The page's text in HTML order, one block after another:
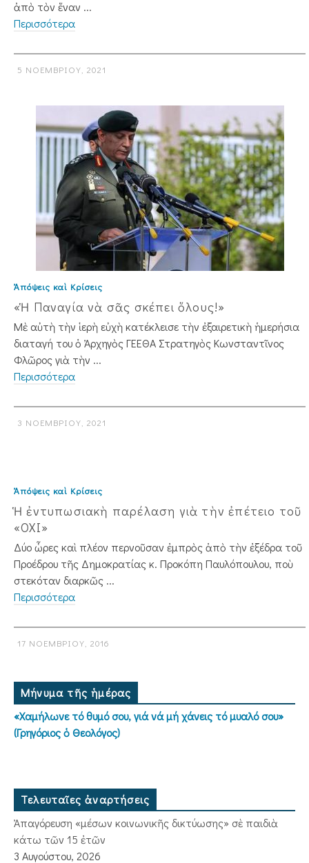
ἀπὸ τὸν ἕναν ...
Περισσότερα
5 ΝΟΕΜΒΡΊΟΥ, 2021
Ἀπόψεις καὶ Κρίσεις
«Ἡ Παναγία νὰ σᾶς σκέπει ὅλους!»
Μὲ αὐτὴ τὴν ἱερὴ εὐχὴ κατέκλεισε τὴν ἐξαιρετικὴ ἡμερήσια
διαταγή του ὁ Ἀρχηγὸς ΓΕΕΘΑ Στρατηγὸς Κωνσταν­τῖνος
Φλῶρος γιὰ τὴν ...
Περισσότερα
3 ΝΟΕΜΒΡΊΟΥ, 2021
Ἀπόψεις καὶ Κρίσεις
Ἡ ἐντυπωσιακὴ παρέλαση γιὰ τὴν ἐπέτειο τοῦ
«ΟΧΙ»
Δύο ὧρες καὶ πλέον περνοῦσαν ἐμπρὸς ἀπὸ τὴν ἐξέδρα τοῦ
Προέδρου τῆς Δημοκρατίας κ. Προκόπη Παυλόπουλου, ποὺ
στεκόταν διαρκῶς ...
Περισσότερα
17 ΝΟΕΜΒΡΊΟΥ, 2016
Μήνυμα τῆς ἡμέρας
«Χαμήλωνε τό θυμό σου, γιά νά μή χάνεις τό μυαλό σου»
(Γρηγόριος ὁ Θεολόγος)
Τελευταῖες ἀναρτήσεις
Ἀπαγόρευση «μέσων κοινωνικῆς δικτύωσης» σὲ παιδιὰ
κάτω τῶν 15 ἐτῶν
3 Αυγούστου, 2026